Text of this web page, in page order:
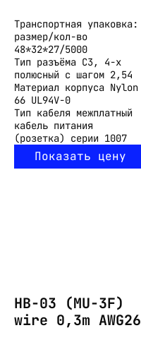
Транспортная упаковка:
размер/кол-во
48*32*27/5000
Тип разъёма C3, 4-х
полюсный с шагом 2,54
Материал корпуса Nylon
66 UL94V-0
Тип кабеля межплатный
кабель питания
(розетка) серии 1007
Показать цену
HB-03 (MU-3F)
wire 0,3m AWG26